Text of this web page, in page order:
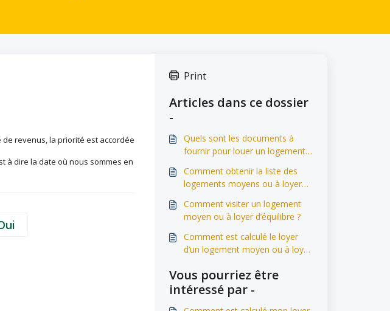
revenus, la priorité est accordée
à dire la date où nous sommes en
Print
Articles dans ce dossier
-
Quels sont les documents à
fournir pour louer un logement
Comment obtenir la liste des
logements moyens ou à loyer
Comment visiter un logement
moyen ou à loyer d’équilibre ?
Comment est calculé le loyer
d’un logement moyen ou à loyer
Vous pourriez être
intéressé par -